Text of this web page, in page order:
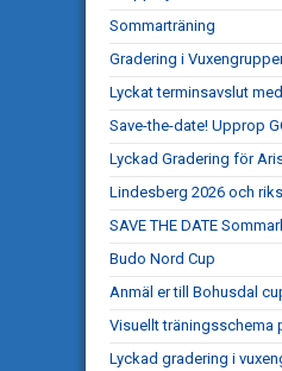
Sommarträning
Gradering i
Lyckat terminsavslut
Save-the-date! Upprop
Lyckad Gradering för
Lindesberg 2026 och
SAVE THE DATE
Budo Nord Cup
Anmäl er till Bohusdal
Visuellt träningsschema
Lyckad gradering i